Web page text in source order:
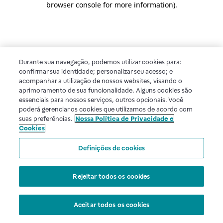
browser console for more information).
Durante sua navegação, podemos utilizar cookies para:
confirmar sua identidade; personalizar seu acesso; e
acompanhar a utilização de nossos websites, visando o
aprimoramento de sua funcionalidade. Alguns cookies são
essenciais para nossos serviços, outros opcionais. Você
poderá gerenciar os cookies que utilizamos de acordo com
suas preferências. Nossa Política de Privacidade e
Cookies
Definições de cookies
Rejeitar todos os cookies
Aceitar todos os cookies